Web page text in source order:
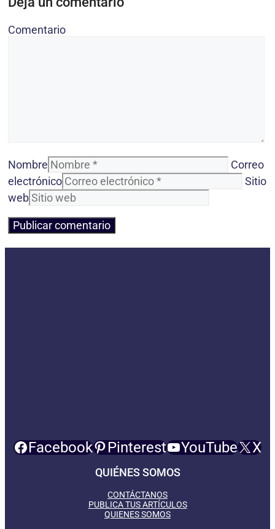
Comentario
Nombre
Correo
electrónico
Sitio
web
Facebook Pinterest YouTube X
QUIÉNES SOMOS
CONTÁCTANOS
PUBLICA TUS ARTÍCULOS
QUIENES SOMOS